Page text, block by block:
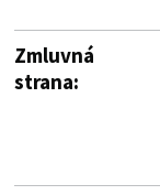
Zmluvná
strana: